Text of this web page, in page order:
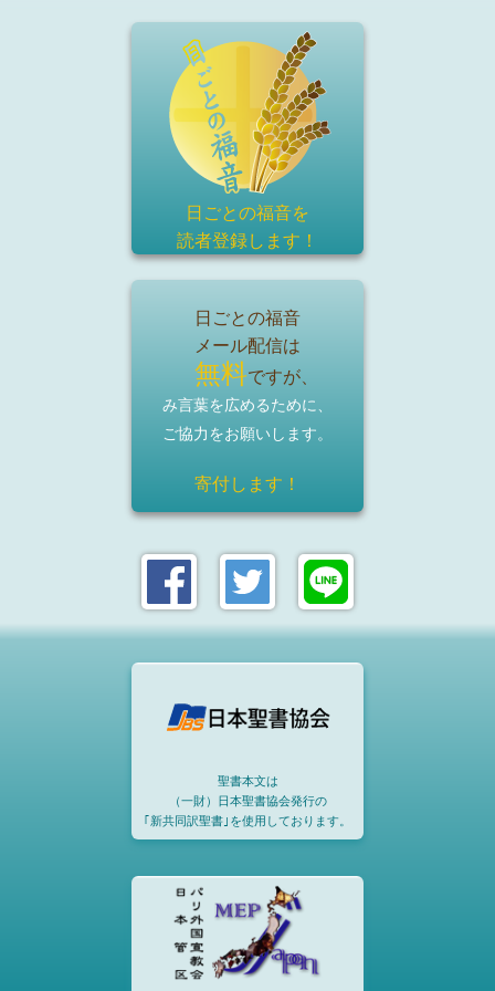
日ごとの福音を
読者登録します！
日ごとの福音
メール配信は
無料ですが、
み言葉を広めるために、
ご協力をお願いします。
寄付します！
聖書本文は
（一財）日本聖書協会発行の
｢新共同訳聖書｣を使用しております。